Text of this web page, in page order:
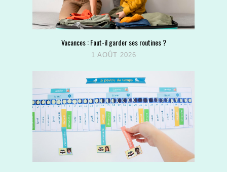
Vacances : Faut-il garder ses routines ?
1 AOÛT 2026